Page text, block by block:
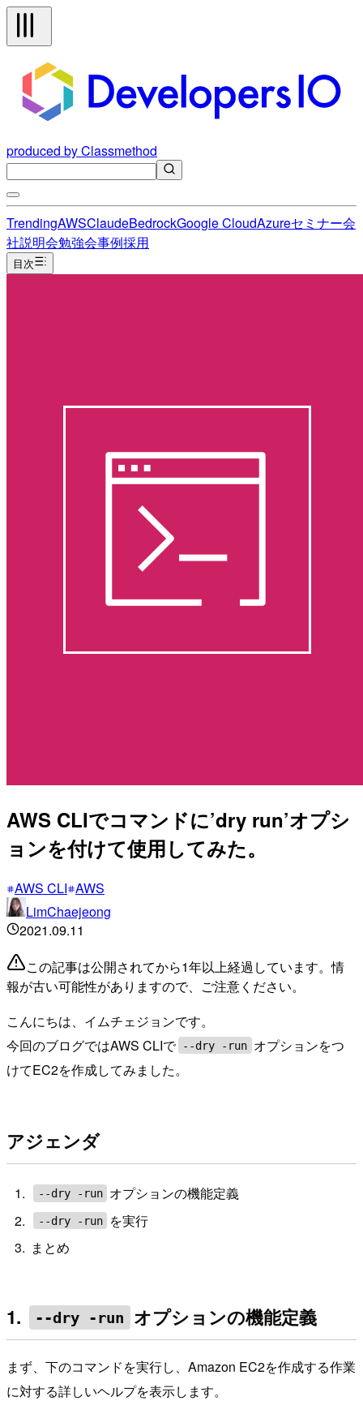
produced by Classmethod
TrendingAWSClaudeBedrockGoogle CloudAzureセミナー会
社説明会勉強会事例採用
目次
AWS CLIでコマンドに’dry run’オプシ
ョンを付けて使用してみた。
AWS CLI AWS
LimChaejeong
2021.09.11
この記事は公開されてから1年以上経過しています。情
報が古い可能性がありますので、ご注意ください。
こんにちは、イムチェジョンです。
今回のブログではAWS CLIで
--dry -run オプションをつ
けてEC2を作成してみました。
アジェンダ
--dry -run オプションの機能定義
--dry -run
を実行
まとめ
1. --dry -run オプションの機能定義
まず、下のコマンドを実行し、Amazon EC2を作成する作業
に対する詳しいヘルプを表示します。